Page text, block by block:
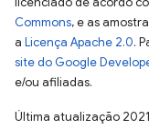
Commons, e as
a Licença Apache 2.0.
site do Google
e/ou afiliadas.
Última atualização